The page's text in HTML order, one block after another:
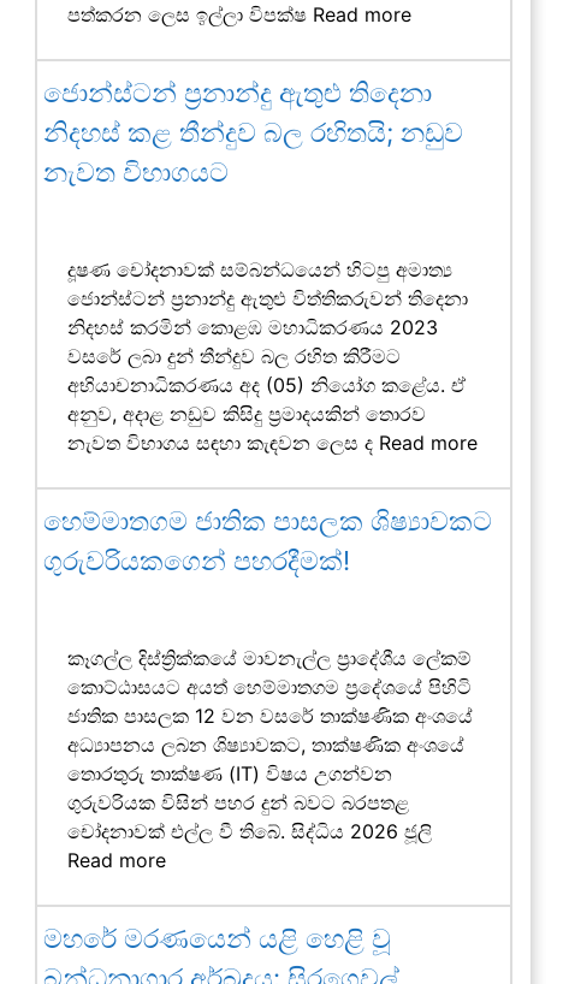
පත්කරන ලෙස ඉල්ලා විපක්ෂ Read more
ජොන්ස්ටන් ප්‍රනාන්දු ඇතුළු තිදෙනා
නිදහස් කළ තීන්දුව බල රහිතයි; නඩුව
නැවත විභාගයට
දූෂණ චෝදනාවක් සම්බන්ධයෙන් හිටපු අමාත්‍ය
ජොන්ස්ටන් ප්‍රනාන්දු ඇතුළු විත්තිකරුවන් තිදෙනා
නිදහස් කරමින් කොළඹ මහාධිකරණය 2023
වසරේ ලබා දුන් තීන්දුව බල රහිත කිරීමට
අභියාචනාධිකරණය අද (05) නියෝග කළේය. ඒ
අනුව, අදාළ නඩුව කිසිදු ප්‍රමාදයකින් තොරව
නැවත විභාගය සඳහා කැඳවන ලෙස ද Read more
හෙම්මාතගම ජාතික පාසලක ශිෂ්‍යාවකට
ගුරුවරියකගෙන් පහරදීමක්!
කෑගල්ල දිස්ත්‍රික්කයේ මාවනැල්ල ප්‍රාදේශීය ලේකම්
කොට්ඨාසයට අයත් හෙම්මාතගම ප්‍රදේශයේ පිහිටි
ජාතික පාසලක 12 වන වසරේ තාක්ෂණික අංශයේ
අධ්‍යාපනය ලබන ශිෂ්‍යාවකට, තාක්ෂණික අංශයේ
තොරතුරු තාක්ෂණ (IT) විෂය උගන්වන
ගුරුවරියක විසින් පහර දුන් බවට බරපතළ
චෝදනාවක් එල්ල වී තිබේ. සිද්ධිය 2026 ජූලි
Read more
මහරේ මරණයෙන් යළි හෙළි වූ